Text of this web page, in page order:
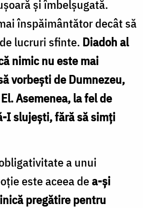
și îmbelșugată.
înspăimântător decât să
lucruri sfinte. Diadoh al
nimic nu este mai
vorbești de Dumnezeu,
Asemenea, la fel de
I slujești, fără să simți
a unui
este aceea dea-și
pregătire pentru